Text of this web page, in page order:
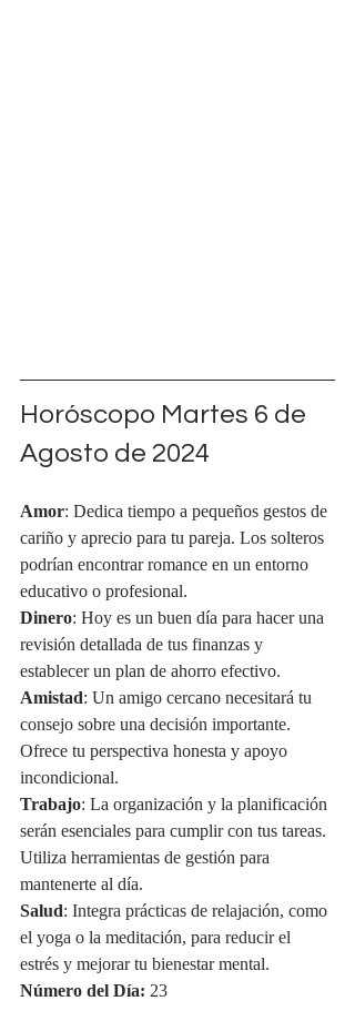
Horóscopo Martes 6 de
Agosto de 2024
Amor: Dedica tiempo a pequeños gestos de
cariño y aprecio para tu pareja. Los solteros
podrían encontrar romance en un entorno
educativo o profesional.
Dinero: Hoy es un buen día para hacer una
revisión detallada de tus finanzas y
establecer un plan de ahorro efectivo.
Amistad: Un amigo cercano necesitará tu
consejo sobre una decisión importante.
Ofrece tu perspectiva honesta y apoyo
incondicional.
Trabajo: La organización y la planificación
serán esenciales para cumplir con tus tareas.
Utiliza herramientas de gestión para
mantenerte al día.
Salud: Integra prácticas de relajación, como
el yoga o la meditación, para reducir el
estrés y mejorar tu bienestar mental.
Número del Día: 23